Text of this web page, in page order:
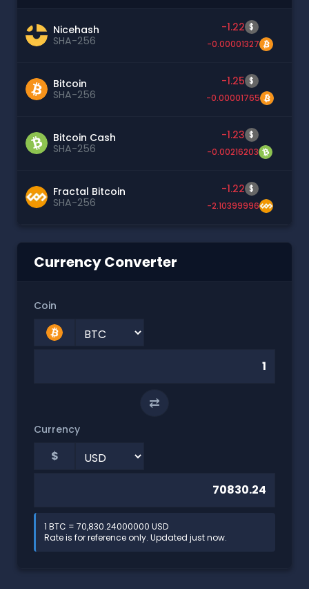
Nicehash
SHA-256
-1.22 $
-0.00001327
Bitcoin
SHA-256
-1.25 $
-0.00001765
Bitcoin Cash
SHA-256
-1.23 $
-0.00216203
Fractal Bitcoin
SHA-256
-1.22 $
-2.10399996
Currency Converter
Coin
⇄
Currency
$
1 BTC = 70,830.24000000 USD
Rate is for reference only. Updated just now.